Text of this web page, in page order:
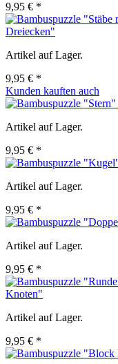
9,95 € *
Dreiecken"
Artikel auf Lager.
9,95 € *
Kunden kauften auch
Artikel auf Lager.
9,95 € *
Artikel auf Lager.
9,95 € *
Artikel auf Lager.
9,95 € *
Knoten"
Artikel auf Lager.
9,95 € *